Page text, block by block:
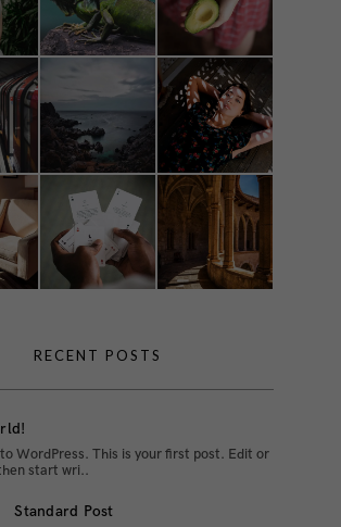
RECENT POSTS
WordPress. This is your first post. Edit or
start wri..
Standard Post